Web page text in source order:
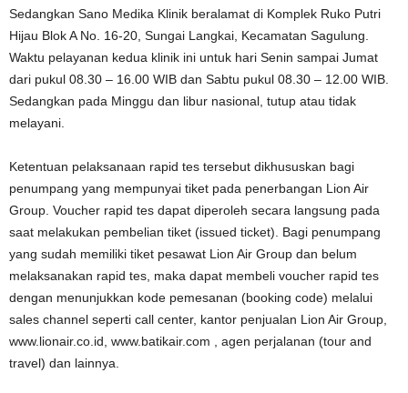
Sedangkan Sano Medika Klinik beralamat di Komplek Ruko Putri
Hijau Blok A No. 16-20, Sungai Langkai, Kecamatan Sagulung.
Waktu pelayanan kedua klinik ini untuk hari Senin sampai Jumat
dari pukul 08.30 – 16.00 WIB dan Sabtu pukul 08.30 – 12.00 WIB.
Sedangkan pada Minggu dan libur nasional, tutup atau tidak
melayani.
Ketentuan pelaksanaan rapid tes tersebut dikhususkan bagi
penumpang yang mempunyai tiket pada penerbangan Lion Air
Group. Voucher rapid tes dapat diperoleh secara langsung pada
saat melakukan pembelian tiket (issued ticket). Bagi penumpang
yang sudah memiliki tiket pesawat Lion Air Group dan belum
melaksanakan rapid tes, maka dapat membeli voucher rapid tes
dengan menunjukkan kode pemesanan (booking code) melalui
sales channel seperti call center, kantor penjualan Lion Air Group,
www.lionair.co.id, www.batikair.com , agen perjalanan (tour and
travel) dan lainnya.